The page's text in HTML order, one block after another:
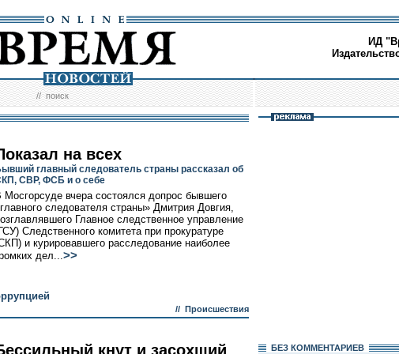
ИД
//поиск
на всех
главный следователь страны рассказал об
СВР, ФСБ и о себе
Мосгорсуде вчера состоялся допрос бывшего
следователя страны» Дмитрия Довгия,
Главное следственное управление
Следственного комитета при прокуратуре
и курировавшего расследование наиболее
дел...>>
// Происшествия
кнут и засохший
БЕЗ КОМMЕНТАРИЕВ